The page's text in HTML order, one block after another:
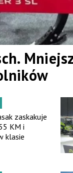
zaskakuje
KM i
klasie